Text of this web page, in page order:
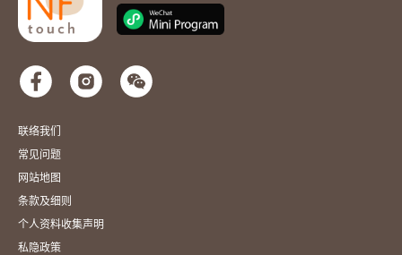
联络我们
常见问题
网站地图
条款及细则
个人资料收集声明
私隐政策